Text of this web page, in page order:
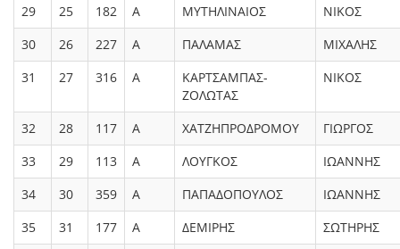
29 25 182 Α ΜΥΤΗΛΙΝΑΙΟΣ
ΝΙΚΟΣ
30
26 227 Α ΠΑΛΑΜΑΣ
ΜΙΧΑΛΗΣ
31
27 316 Α
ΚΑΡΤΣΑΜΠΑΣ-
ΖΟΛΩΤΑΣ
ΝΙΚΟΣ
32 28 117 Α ΧΑΤΖΗΠΡΟΔΡΟΜΟΥ
ΓΙΩΡΓΟΣ
33
29 113 Α ΛΟΥΓΚΟΣ
ΙΩΑΝΝΗΣ
34
30 359 Α ΠΑΠΑΔΟΠΟΥΛΟΣ
ΙΩΑΝΝΗΣ
35
31 177 Α ΔΕΜΙΡΗΣ
ΣΩΤΗΡΗΣ